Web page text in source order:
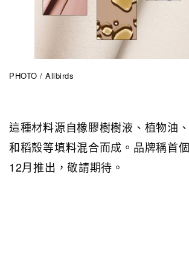
PHOTO / Allbirds
這種材料源自橡膠樹樹液、植物油
和稻殼等填料混合而成。品牌稱首
12月推出，敬請期待。